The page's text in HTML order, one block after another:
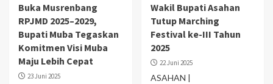
Buka Musrenbang
RPJMD 2025–2029,
Bupati Muba Tegaskan
Komitmen Visi Muba
Maju Lebih Cepat
23 Juni 2025
Wakil Bupati Asahan
Tutup Marching
Festival ke-III Tahun
2025
22 Juni 2025
ASAHAN |